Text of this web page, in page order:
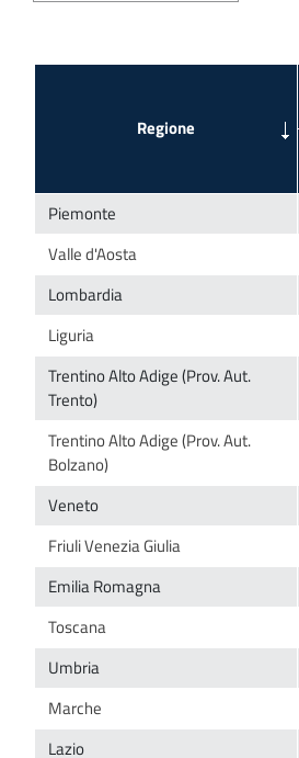
Trentino Alto Adige (Prov. Aut.
Trentino Alto Adige (Prov. Aut.